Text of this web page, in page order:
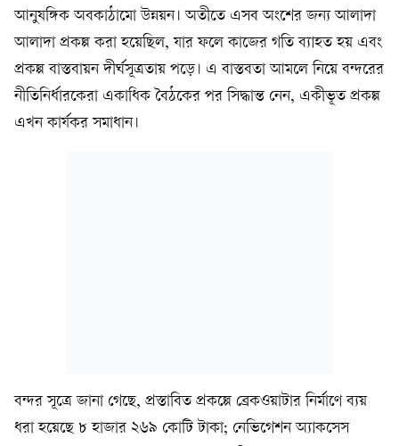
আনুষঙ্গিক অবকাঠামো উন্নয়ন। অতীতে এসব অংশের জন্য আলাদা
আলাদা প্রকল্প করা হয়েছিল, যার ফলে কাজের গতি ব্যাহত হয় এবং
প্রকল্প বাস্তবায়ন দীর্ঘসূত্রতায় পড়ে। এ বাস্তবতা আমলে নিয়ে বন্দরের
নীতিনির্ধারকেরা একাধিক বৈঠকের পর সিদ্ধান্ত নেন, একীভূত প্রকল্প
এখন কার্যকর সমাধান।
বন্দর সূত্রে জানা গেছে, প্রস্তাবিত প্রকল্পে ব্রেকওয়াটার নির্মাণে ব্যয়
ধরা হয়েছে ৮ হাজার ২৬৯ কোটি টাকা; নেভিগেশন অ্যাকসেস